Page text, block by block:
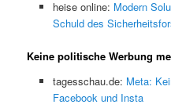
heise online: Modern
Schuld des
Keine politische Werbung
tagesschau.de: Meta:
Facebook und Insta